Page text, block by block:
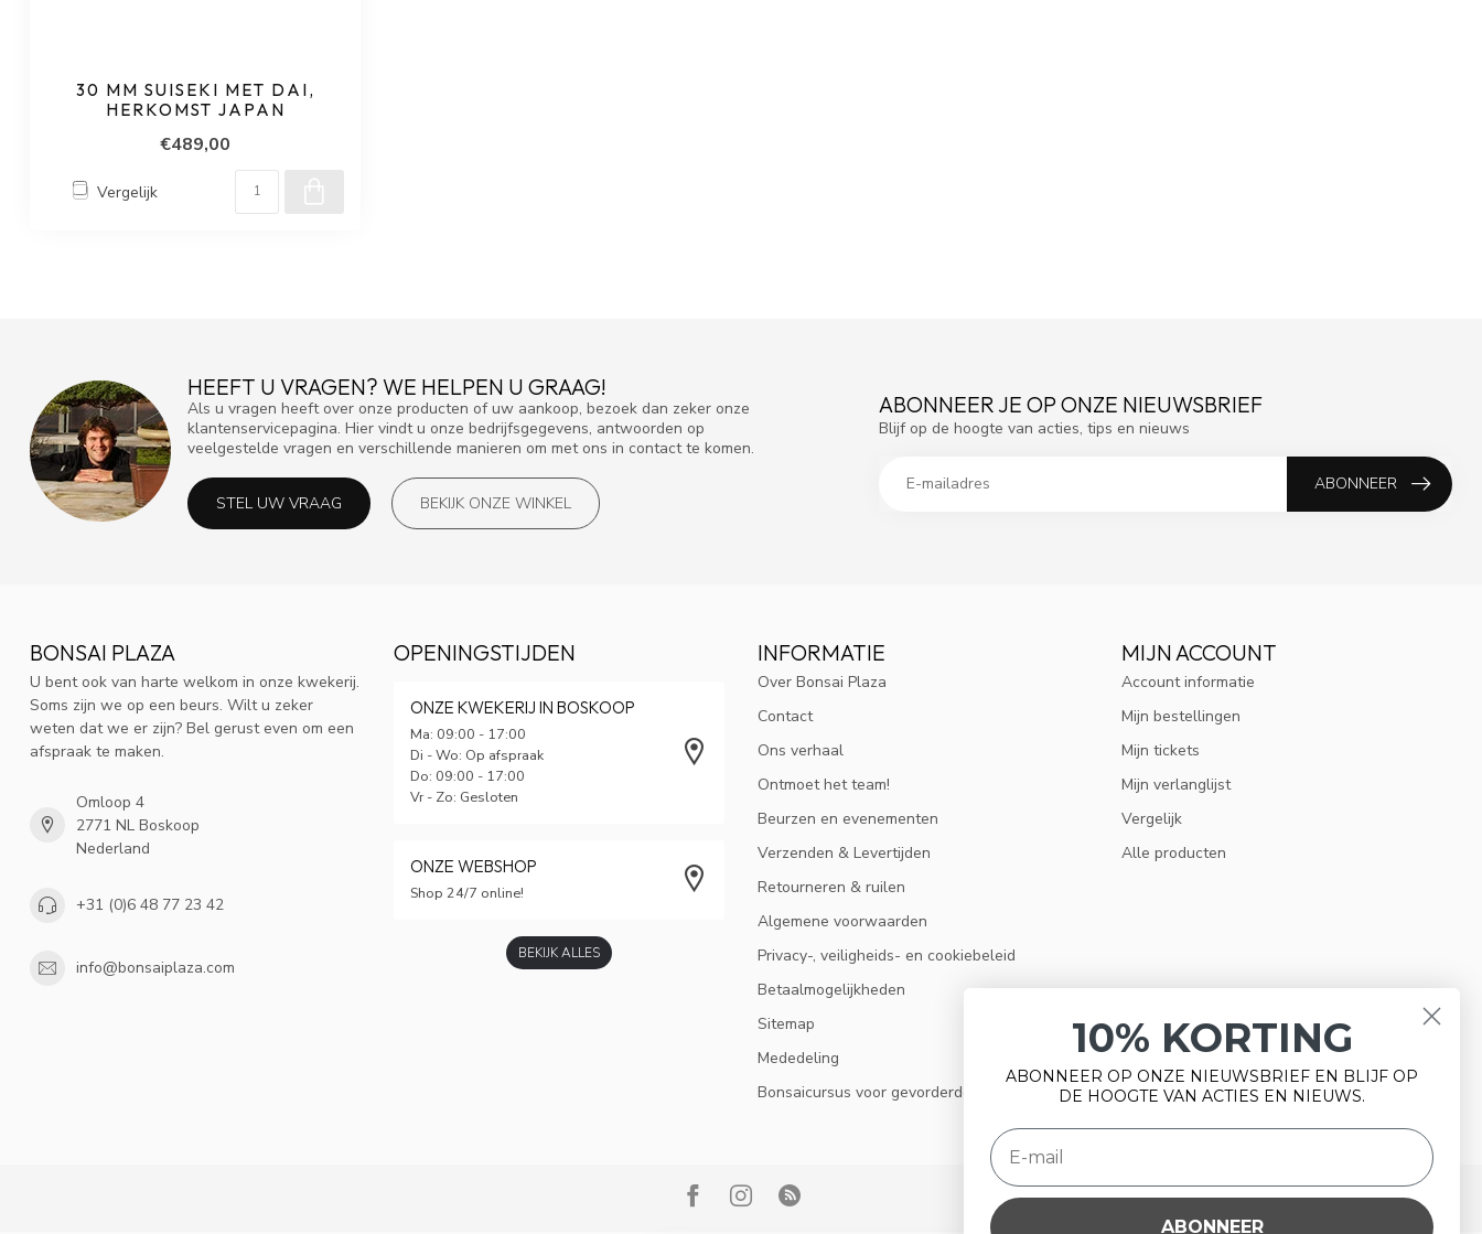
30 MM SUISEKI MET DAI,
HERKOMST JAPAN
€489,00
Vergelijk
HEEFT U VRAGEN? WE HELPEN U GRAAG!
Als u vragen heeft over onze producten of uw aankoop, bezoek dan zeker onze
klantenservicepagina. Hier vindt u onze bedrijfsgegevens, antwoorden op
veelgestelde vragen en verschillende manieren om met ons in contact te komen.
STEL UW VRAAG BEKIJK ONZE WINKEL
ABONNEER JE OP ONZE NIEUWSBRIEF
Blijf op de hoogte van acties, tips en nieuws
ABONNEER
BONSAI PLAZA
U bent ook van harte welkom in onze kwekerij.
Soms zijn we op een beurs. Wilt u zeker
weten dat we er zijn? Bel gerust even om een
afspraak te maken.
Omloop 4
2771 NL Boskoop
Nederland
+31 (0)6 48 77 23 42
info@bonsaiplaza.com
OPENINGSTIJDEN
ONZE KWEKERIJ IN BOSKOOP
Ma: 09:00 - 17:00
Di - Wo: Op afspraak
Do: 09:00 - 17:00
Vr - Zo: Gesloten
ONZE WEBSHOP
Shop 24/7 online!
BEKIJK ALLES
INFORMATIE
Over Bonsai Plaza
Contact
Ons verhaal
Ontmoet het team!
Beurzen en evenementen
Verzenden & Levertijden
Retourneren & ruilen
Algemene voorwaarden
Privacy-, veiligheids- en cookiebeleid
Betaalmogelijkheden
Sitemap
Mededeling
Bonsaicursus voor gevorderden
MIJN ACCOUNT
Account informatie
Mijn bestellingen
Mijn tickets
Mijn verlanglijst
Vergelijk
Alle producten
10% KORTING
ABONNEER OP ONZE NIEUWSBRIEF EN BLIJF OP
DE HOOGTE VAN ACTIES EN NIEUWS.
ABONNEER